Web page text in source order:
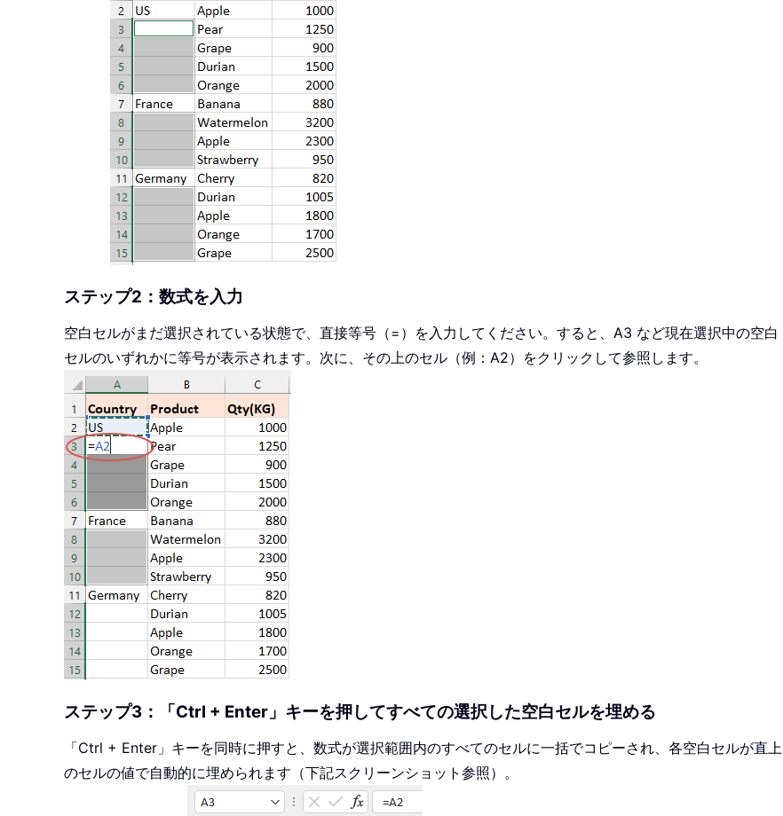
ステップ2：数式を入力
空白セルがまだ選択されている状態で、直接等号（=）を入力してください。すると、A3 など現在選択中の空白
セルのいずれかに等号が表示されます。次に、その上のセル（例：A2）をクリックして参照します。
ステップ3：「Ctrl + Enter」キーを押してすべての選択した空白セルを埋める
「Ctrl + Enter」キーを同時に押すと、数式が選択範囲内のすべてのセルに一括でコピーされ、各空白セルが直上
のセルの値で自動的に埋められます（下記スクリーンショット参照）。